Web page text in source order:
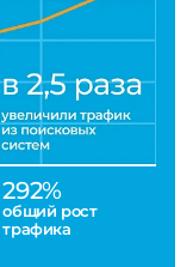
292%
общий рост
трафика